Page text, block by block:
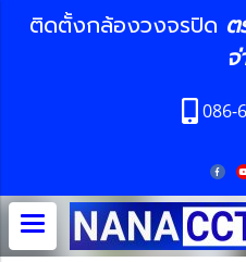
ติดตั้งกล้องวงจรปิด ต
จ่
086-